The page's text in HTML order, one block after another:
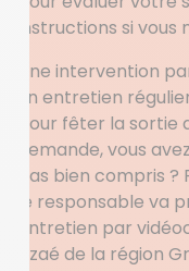
instructions si
Une intervention
un entretien
pour fêter la sortie
demande, vous
pas bien compris
le responsable va
entretien par
Azaé de la région